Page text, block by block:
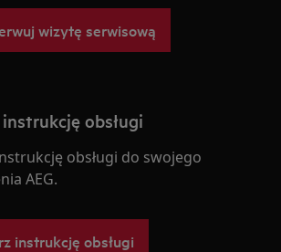
wizytę serwisową
obsługi
obsługi do swojego
AEG.
instrukcję obsługi